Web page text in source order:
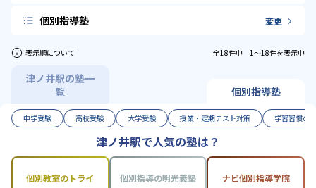
個別指導塾 変更
表示順について 全18件中 1〜18件を表示中
津ノ井駅の塾一
覧
個別指導塾
中学受験 高校受験 大学受験 授業・定期テスト対策 学習習慣の
津ノ井駅で人気の塾は？
個別教室のトライ 個別指導の明光義塾 ナビ個別指導学院